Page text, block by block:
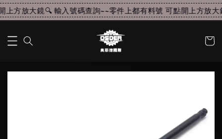
方放大鏡🔍 輸入號碼查詢~~零件上都有料號 可點開上方放大